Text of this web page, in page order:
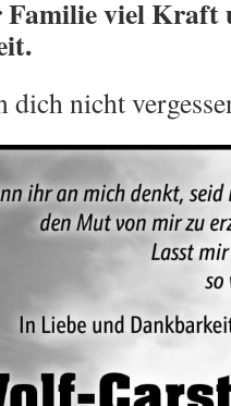
viel Kraft
dich nicht